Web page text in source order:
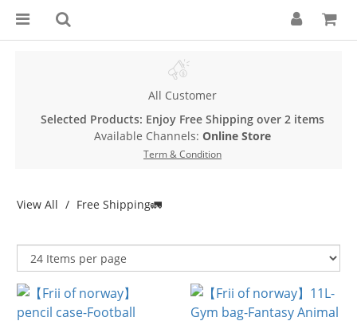
All Customer
Selected Products: Enjoy Free Shipping over 2 items
Available Channels: Online Store
Term & Condition
View All Free Shipping🚛